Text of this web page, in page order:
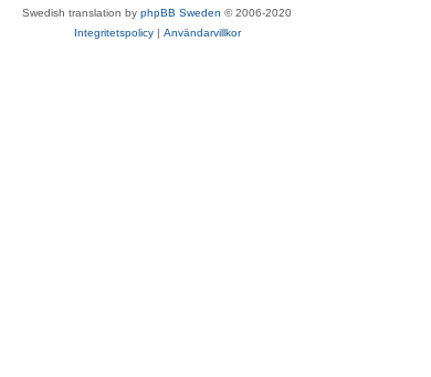
Swedish translation by phpBB Sweden © 2006-2020
Integritetspolicy| Användarvillkor